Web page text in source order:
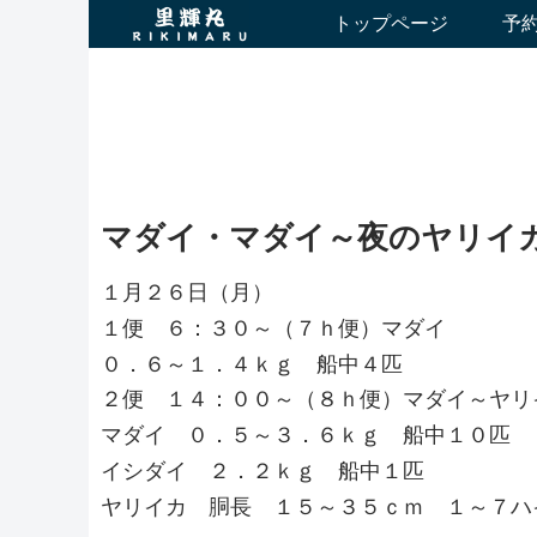
トップページ 予
マダイ・マダイ～夜のヤリイ
１月２６日（月）
１便 ６：３０～（７ｈ便）マダイ
０．６～１．４ｋｇ 船中４匹
２便 １４：００～（８ｈ便）マダイ～ヤリ
マダイ ０．５～３．６ｋｇ 船中１０匹
イシダイ ２．２ｋｇ 船中１匹
ヤリイカ 胴長 １５～３５ｃｍ １～７ハ